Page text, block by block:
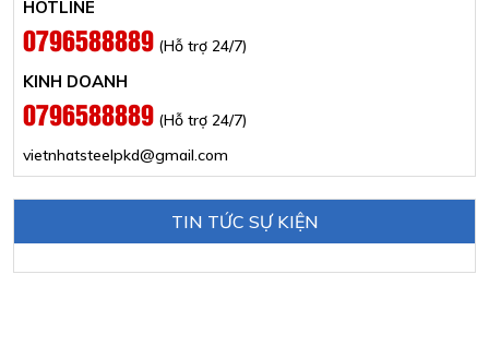
HOTLINE
0796588889 (Hỗ trợ 24/7)
KINH DOANH
0796588889 (Hỗ trợ 24/7)
vietnhatsteelpkd@gmail.com
TIN TỨC SỰ KIỆN